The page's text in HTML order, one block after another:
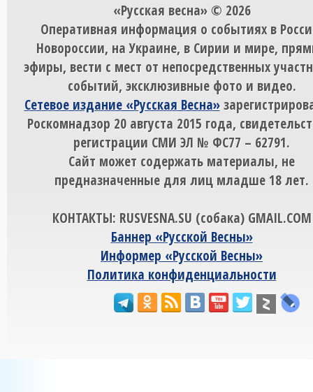
«Русская весна» © 2026
Оперативная информация о событиях в
Новороссии, на Украине, в Сирии и мире,
эфиры, вести с мест от непосредственных
событий, эксклюзивные фото и видео.
Сетевое издание «Русская Весна»
Роскомнадзор 20 августа 2015 года,
регистрации СМИ ЭЛ № ФС77 – 62791.
Сайт может содержать материалы, не
предназначенные для лиц младше 18 лет.
КОНТАКТЫ: RUSVESNA.SU (собака) GMAIL.COM
Баннер «Русской Весны»
Информер «Русской Весны»
Политика конфиденциальности